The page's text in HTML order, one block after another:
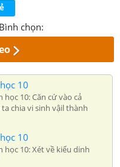
Bình chọn:
10
học 10: Căn cứ vào cả
chia vi sinh vậil thành
10
học 10: Xét về kiểu dinh